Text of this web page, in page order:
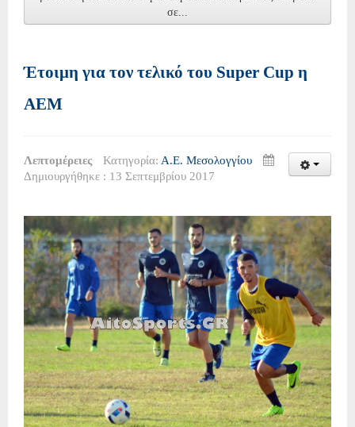
σε...
Έτοιμη για τον τελικό του Super Cup η
ΑΕΜ
Λεπτομέρειες Κατηγορία: Α.Ε. Μεσολογγίου
Δημιουργήθηκε : 13 Σεπτεμβρίου 2017